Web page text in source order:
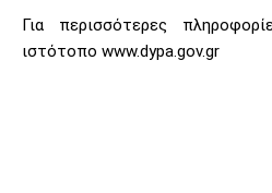
Για περισσότερες
ιστότοπο www.dypa.gov.gr